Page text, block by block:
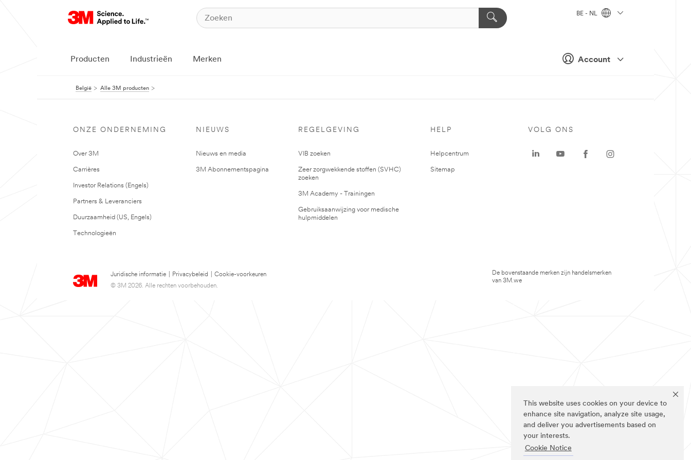
This website uses cookies on your device to
enhance site navigation, analyze site usage,
and deliver you advertisements based on
your interests.
Cookie Notice
Account
BE - NL
Producten Industrieën Merken
België Alle 3M producten
ONZE ONDERNEMING
Over 3M
Carrières
Investor Relations (Engels)
Partners & Leveranciers
Duurzaamheid (US, Engels)
Technologieën
NIEUWS
Nieuws en media
3M Abonnementspagina
REGELGEVING
VIB zoeken
Zeer zorgwekkende stoffen (SVHC)
zoeken
3M Academy - Trainingen
Gebruiksaanwijzing voor medische
hulpmiddelen
HELP
Helpcentrum
Sitemap
Juridische informatie Privacybeleid
Cookie-voorkeuren
© 3M 2026. Alle rechten voorbehouden.
VOLG ONS
De bovenstaande merken zijn handelsmerken
van 3M.we